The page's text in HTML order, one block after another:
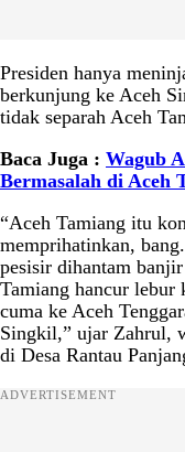
Presiden hanya
berkunjung ke Aceh
tidak separah Aceh
Baca Juga : Wagub
Bermasalah di Aceh
“Aceh Tamiang itu
memprihatinkan,
pesisir dihantam
Tamiang hancur lebur
cuma ke Aceh
Singkil,” ujar Zahrul,
di Desa Rantau
ADVERTISEMENT